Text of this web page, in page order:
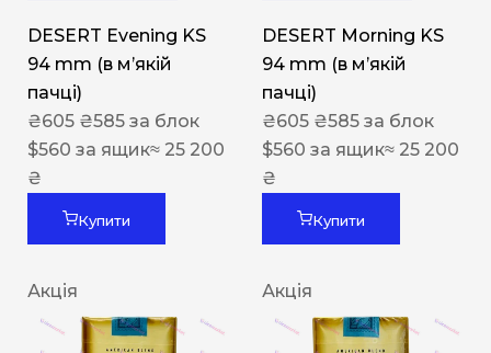
DESERT Evening KS
94 mm (в мʼякій
пачці)
₴605 ₴585 за блок
$560 за ящик≈ 25 200
₴
Купити
DESERT Morning KS
94 mm (в мʼякій
пачці)
₴605 ₴585 за блок
$560 за ящик≈ 25 200
₴
Купити
Акція Акція